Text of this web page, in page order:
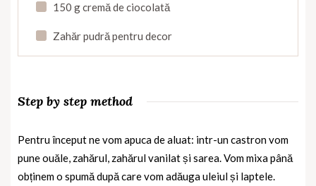
150 g cremă de ciocolată
Zahăr pudră pentru decor
Step by step method
Pentru început ne vom apuca de aluat: intr-un castron vom
pune ouăle, zahărul, zahărul vanilat și sarea. Vom mixa până
obținem o spumă după care vom adăuga uleiul și laptele.